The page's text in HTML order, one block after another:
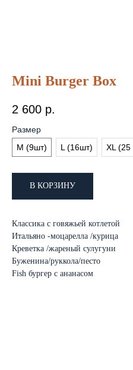
Mini Burger Box
2 600 р.
Размер
M (9шт)
L (16шт) XL
В КОРЗИНУ
Классика с говяжьей котлетой
Итальяно -моцарелла /курица
Креветка /жареный сулугуни
Буженина/руккола/песто
Fish бургер с ананасом